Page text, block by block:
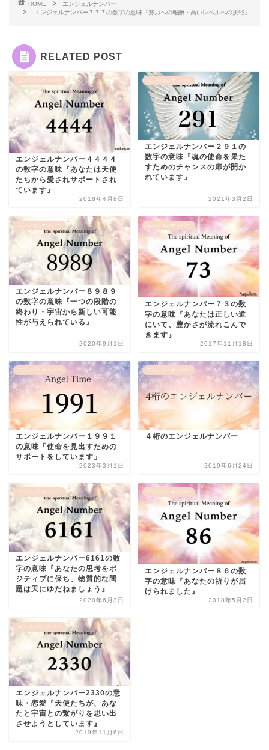
HOME
エンジェルナンバー
エンジェルナンバー７７７の数字の意味『努力への報酬・高いレベルへの挑戦』
RELATED POST
エンジェルナンバー
エンジェルナンバー４４４４
の数字の意味『あなたは天使
たちから愛されサポートされ
ています』
2018年4月8日
エンジェルナンバー
エンジェルナンバー２９１の
数字の意味『魂の使命を果た
すためのチャンスの扉が開か
れています』
2021年3月2日
エンジェルナンバー
エンジェルナンバー８９８９
の数字の意味『一つの段階の
終わり・宇宙から新しい可能
性が与えられている』
2020年9月1日
エンジェルナンバー
エンジェルナンバー７３の数
字の意味『あなたは正しい道
にいて、豊かさが流れこんで
きます』
2017年11月18日
エンジェルナンバー
エンジェルナンバー１９９１
の意味「使命を見出すための
サポートをしています」
2023年3月1日
エンジェルナンバー
４桁のエンジェルナンバー
2019年6月24日
エンジェルナンバー
エンジェルナンバー6161の数
字の意味『あなたの思考をポ
ジティブに保ち、物質的な問
題は天にゆだねましょう』
2020年6月3日
エンジェルナンバー
エンジェルナンバー８６の数
字の意味『あなたの祈りが届
けられました』
2018年5月2日
エンジェルナンバー
エンジェルナンバー2330の意
味・恋愛『天使たちが、あな
たと宇宙との繋がりを思い出
させようとしています』
2019年11月6日